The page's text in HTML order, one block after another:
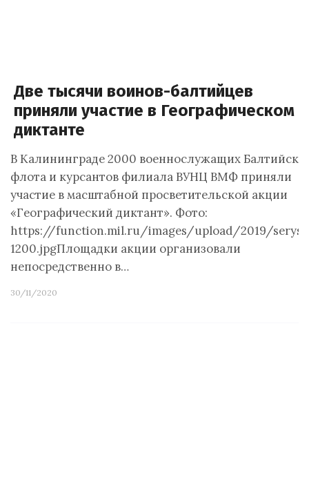
Две тысячи воинов-балтийцев
приняли участие в Географическом
диктанте
В Калининграде 2000 военнослужащих
флота и курсантов филиала ВУНЦ ВМФ приняли
участие в масштабной просветительской акции
«Географический диктант». Фото:
https://function.mil.ru/images/upload/2019/
1200.jpgПлощадки акции организовали
непосредственно в…
30/11/2020